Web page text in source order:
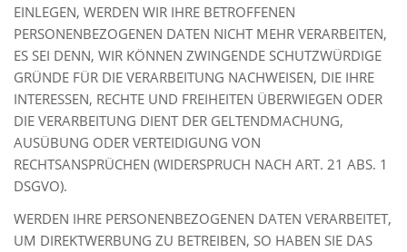
EINLEGEN, WERDEN WIR IHRE BETROFFENEN
PERSONENBEZOGENEN DATEN NICHT MEHR VERARBEITEN,
ES SEI DENN, WIR KÖNNEN ZWINGENDE SCHUTZWÜRDIGE
GRÜNDE FÜR DIE VERARBEITUNG NACHWEISEN, DIE IHRE
INTERESSEN, RECHTE UND FREIHEITEN ÜBERWIEGEN ODER
DIE VERARBEITUNG DIENT DER GELTENDMACHUNG,
AUSÜBUNG ODER VERTEIDIGUNG VON
RECHTSANSPRÜCHEN (WIDERSPRUCH NACH ART. 21 ABS. 1
DSGVO).
WERDEN IHRE PERSONENBEZOGENEN DATEN VERARBEITET,
UM DIREKTWERBUNG ZU BETREIBEN, SO HABEN SIE DAS